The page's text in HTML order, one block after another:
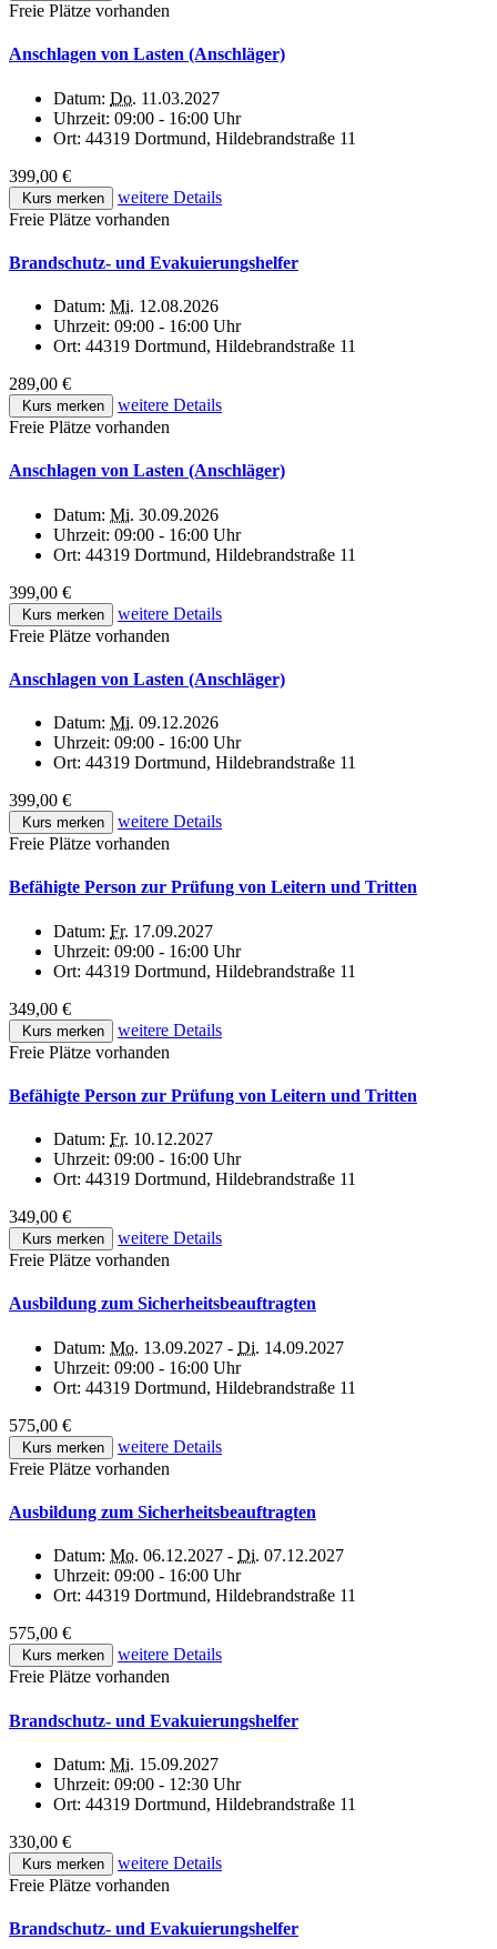
Freie Plätze vorhanden
Anschlagen von Lasten (Anschläger)
Datum: Do. 11.03.2027
Uhrzeit: 09:00 - 16:00 Uhr
Ort: 44319 Dortmund, Hildebrandstraße 11
399,00 €
Kurs merken
weitere Details
Freie Plätze vorhanden
Brandschutz- und Evakuierungshelfer
Datum: Mi. 12.08.2026
Uhrzeit: 09:00 - 16:00 Uhr
Ort: 44319 Dortmund, Hildebrandstraße 11
289,00 €
Kurs merken
weitere Details
Freie Plätze vorhanden
Anschlagen von Lasten (Anschläger)
Datum: Mi. 30.09.2026
Uhrzeit: 09:00 - 16:00 Uhr
Ort: 44319 Dortmund, Hildebrandstraße 11
399,00 €
Kurs merken
weitere Details
Freie Plätze vorhanden
Anschlagen von Lasten (Anschläger)
Datum: Mi. 09.12.2026
Uhrzeit: 09:00 - 16:00 Uhr
Ort: 44319 Dortmund, Hildebrandstraße 11
399,00 €
Kurs merken
weitere Details
Freie Plätze vorhanden
Befähigte Person zur Prüfung von Leitern und Tritten
Datum: Fr. 17.09.2027
Uhrzeit: 09:00 - 16:00 Uhr
Ort: 44319 Dortmund, Hildebrandstraße 11
349,00 €
Kurs merken
weitere Details
Freie Plätze vorhanden
Befähigte Person zur Prüfung von Leitern und Tritten
Datum: Fr. 10.12.2027
Uhrzeit: 09:00 - 16:00 Uhr
Ort: 44319 Dortmund, Hildebrandstraße 11
349,00 €
Kurs merken
weitere Details
Freie Plätze vorhanden
Ausbildung zum Sicherheitsbeauftragten
Datum: Mo. 13.09.2027 - Di. 14.09.2027
Uhrzeit: 09:00 - 16:00 Uhr
Ort: 44319 Dortmund, Hildebrandstraße 11
575,00 €
Kurs merken
weitere Details
Freie Plätze vorhanden
Ausbildung zum Sicherheitsbeauftragten
Datum: Mo. 06.12.2027 - Di. 07.12.2027
Uhrzeit: 09:00 - 16:00 Uhr
Ort: 44319 Dortmund, Hildebrandstraße 11
575,00 €
Kurs merken
weitere Details
Freie Plätze vorhanden
Brandschutz- und Evakuierungshelfer
Datum: Mi. 15.09.2027
Uhrzeit: 09:00 - 12:30 Uhr
Ort: 44319 Dortmund, Hildebrandstraße 11
330,00 €
Kurs merken
weitere Details
Freie Plätze vorhanden
Brandschutz- und Evakuierungshelfer